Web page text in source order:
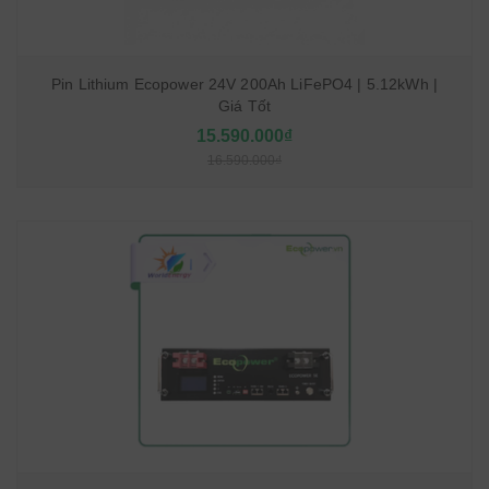
Pin Lithium Ecopower 24V 200Ah LiFePO4 | 5.12kWh |
Giá Tốt
15.590.000₫